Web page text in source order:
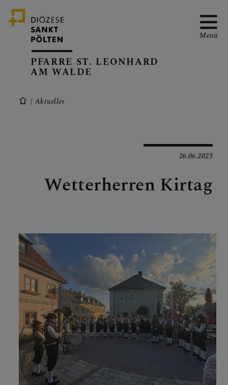
PFARRVERBAND-SEITE
KANZLEIZEITEN
PFARRKALENDER
GOTTESDIENSTORDNUN
G VERLAUTBARUNGEN
LEBENDIGE PFARRE
SONSTIGES
PFARRE ST. LEONHARD
AM WALDE
Menü
Aktuelles
26.06.2025
Wetterherren Kirtag